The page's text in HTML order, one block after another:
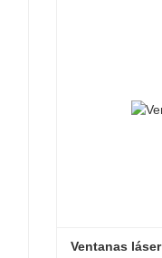
Ventanas láser